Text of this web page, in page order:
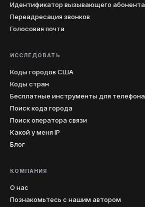
Идентификатор вызывающего абонента
Переадресация звонков
Голосовая почта
ИССЛЕДОВАТЬ
Коды городов США
Коды стран
Бесплатные инструменты для телефона
Поиск кода города
Поиск оператора связи
Какой у меня IP
Блог
КОМПАНИЯ
О нас
Познакомьтесь с нашим автором